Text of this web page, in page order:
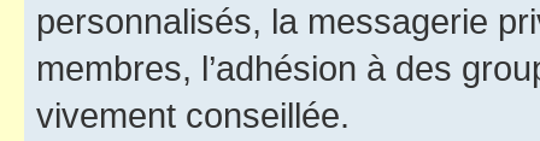
personnalisés, la messagerie
membres, l’adhésion à des
vivement conseillée.